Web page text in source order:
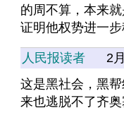
的周不算，本来
证明他权势进一步
人民报读者 2
这是黑社会，黑
来也逃脱不了齐奥